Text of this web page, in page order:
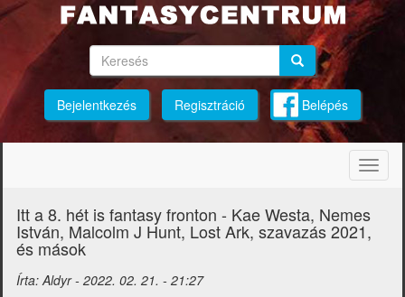
Ugrás
tartalomra
Keresés Keresés
Bejelentkezés Regisztráció Belépés
Itt a 8. hét is fantasy fronton - Kae Westa, Nemes
István, Malcolm J Hunt, Lost Ark, szavazás 2021,
és mások
Írta:Aldyr- 2022. 02. 21. - 21:27